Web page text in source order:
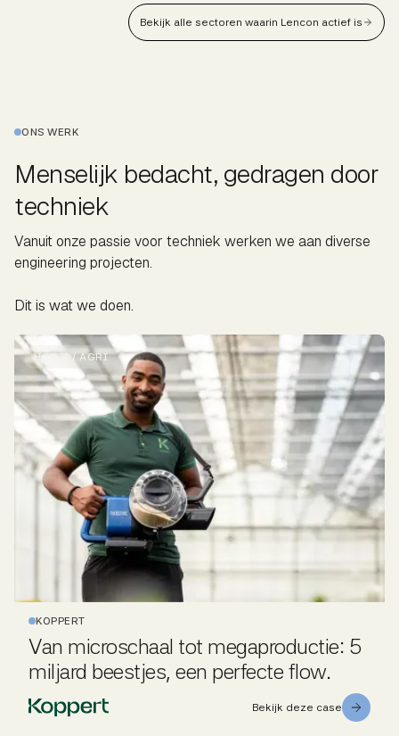
Bekijk alle sectoren waarin Lencon actief is
ONS WERK
Menselijk bedacht, gedragen door
techniek
Vanuit onze passie voor techniek werken we aan diverse
engineering projecten.
Dit is wat we doen.
HORTI / AGRI
KOPPERT
Van microschaal tot megaproductie: 5
miljard beestjes, een perfecte flow.
Bekijk deze case